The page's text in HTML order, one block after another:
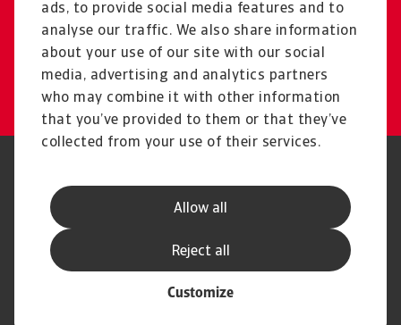
ads, to provide social media features and to
analyse our traffic. We also share information
about your use of our site with our social
media, advertising and analytics partners
who may combine it with other information
that you’ve provided to them or that they’ve
collected from your use of their services.
Allow all
Customize
Reject all
Beratungsanfrage – wir
melden uns bei Ihnen.
Kostenlose Beratung anfordern
Informationen zu Cookies
Phishing und Sicherheit
Rechtlicher Hinweis
Impressum